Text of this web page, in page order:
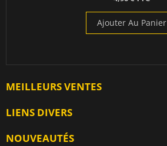
Ajouter Au Panier
MEILLEURS VENTES
LIENS DIVERS
NOUVEAUTÉS